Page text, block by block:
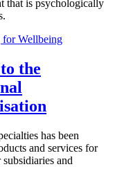
that is psychologically
for Wellbeing
the
has been
and services for
and